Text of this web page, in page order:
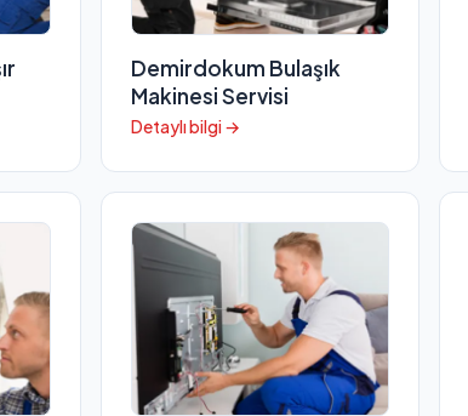
Demirdokum Bulaşık
Makinesi Servisi
Detaylı bilgi →